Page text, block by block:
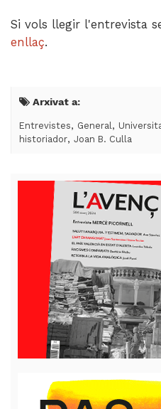
Si vols llegir l'entrevista
enllaç.
Arxivat a:
Entrevistes, General,
historiador, Joan B. Culla